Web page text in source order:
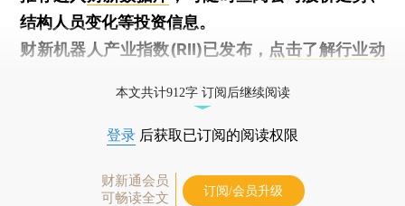
结构人员变化等投资信息。
财新机器人产业指数(RII)已发布， 点击了解行业动
本文共计912字 订阅后继续阅读
登录 后获取已订阅的阅读权限
财新通会员
可畅读全文
订阅/会员升级